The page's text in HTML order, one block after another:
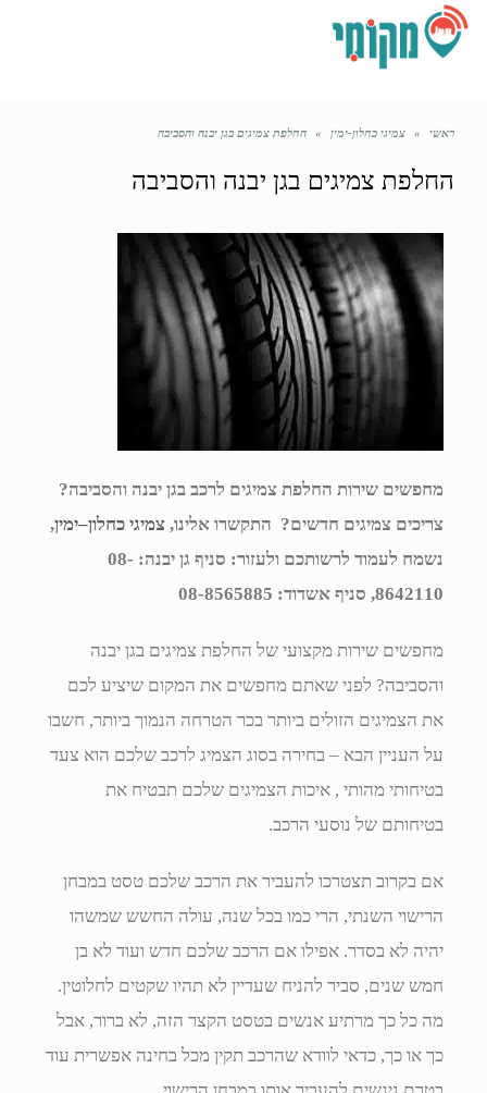
ראשי » צמיגי כחלון-ימין » החלפת צמיגים בגן יבנה והסביבה
החלפת צמיגים בגן יבנה והסביבה
מחפשים שירות החלפת צמיגים לרכב בגן יבנה והסביבה?
צריכים צמיגים חדשים? התקשרו אלינו, צמיגי כחלון–ימין,
נשמח לעמוד לרשותכם ולעזור: סניף גן יבנה: 08-
8642110, סניף אשדוד: 08-8565885
מחפשים שירות מקצועי של החלפת צמיגים בגן יבנה
והסביבה? לפני שאתם מחפשים את המקום שיציע לכם
את הצמיגים הזולים ביותר בכר הטרחה הנמוך ביותר, חשבו
על העניין הבא – בחירה בסוג הצמיג לרכב שלכם הוא צעד
בטיחותי מהותי , איכות הצמיגים שלכם תבטיח את
בטיחותם של נוסעי הרכב.
אם בקרוב תצטרכו להעביר את הרכב שלכם טסט במבחן
הרישוי השנתי, הרי כמו בכל שנה, עולה החשש שמשהו
יהיה לא בסדר. אפילו אם הרכב שלכם חדש ועוד לא בן
חמש שנים, סביר להניח שעדיין לא תהיו שקטים לחלוטין.
מה כל כך מרתיע אנשים בטסט הקצר הזה, לא ברור, אבל
כך או כך, כדאי לוודא שהרכב תקין מכל בחינה אפשרית עוד